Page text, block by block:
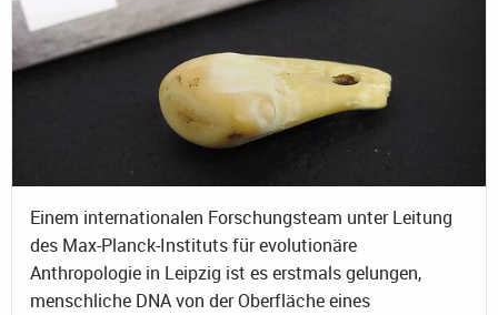
Einem internationalen Forschungsteam unter Leitung
des Max-Planck-Instituts für evolutionäre
Anthropologie in Leipzig ist es erstmals gelungen,
menschliche DNA von der Oberfläche eines